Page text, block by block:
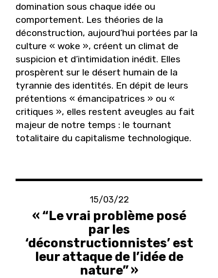
domination sous chaque idée ou
comportement. Les théories de la
déconstruction, aujourd’hui portées par la
culture « woke », créent un climat de
suspicion et d’intimidation inédit. Elles
prospèrent sur le désert humain de la
tyrannie des identités. En dépit de leurs
prétentions « émancipatrices » ou «
critiques », elles restent aveugles au fait
majeur de notre temps : le tournant
totalitaire du capitalisme technologique.
15/03/22
« “Le vrai problème posé
par les
‘déconstructionnistes’ est
leur attaque de l’idée de
nature” »